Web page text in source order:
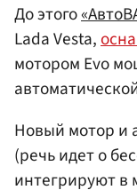
До этого
Lada Vesta,
мотором Evo
Новый мотор и
(речь идет о
интегрируют в